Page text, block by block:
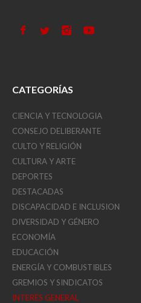
CATEGORÍAS
CIENCIA Y TECNOLOGIA
CONSEJO DELIBERANTE
CULTO Y RELIGIÓN
CULTURA Y ARTE
DEPORTES
DESTACADAS
DISCAPACIDAD E INCLUSION
DIVERSIDAD Y GÉNERO
ECONOMÍA
EDUCACIÓN
ENERGÍA Y COMBUSTIBLES
GREMIOS Y SINDICATOS
INTERÉS GENERAL